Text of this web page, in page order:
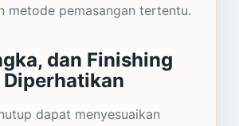
metode pemasangan tertentu.
dan Finishing
dapat menyesuaikan